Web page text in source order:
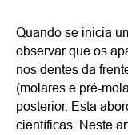
Quando se inicia
observar que os
nos dentes da
(molares e pré-
posterior. Esta
científicas. Neste